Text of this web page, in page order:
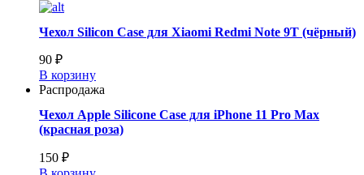
Чехол Silicon Case для Xiaomi Redmi Note 9T (чёрный)
90 ₽
В корзину
Распродажа
Чехол Apple Silicone Case для iPhone 11 Pro Max
(красная роза)
150 ₽